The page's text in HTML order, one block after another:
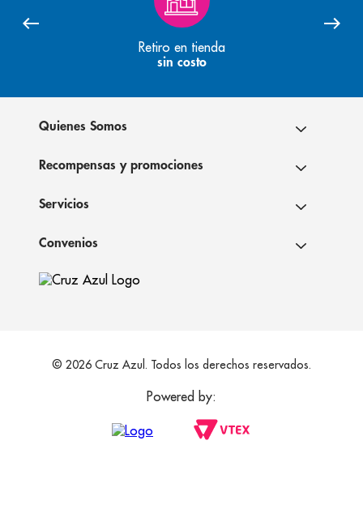
Retiro en tienda
sin costo
Quienes Somos
Recompensas y promociones
Servicios
Convenios
© 2026 Cruz Azul. Todos los derechos reservados.
Powered by: